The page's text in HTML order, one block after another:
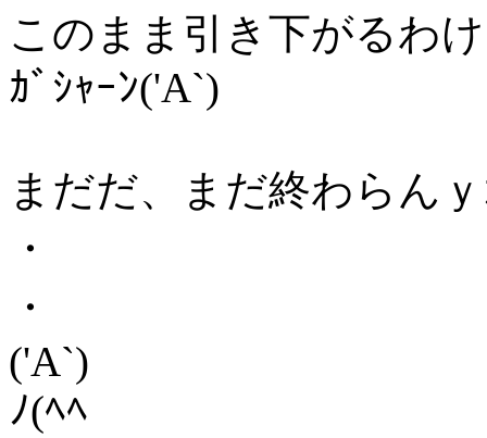
このまま引き下がるわ
ｶﾞｼｬｰﾝ('A`)
まだだ、まだ終わらんｙ
・
・
('A`)
ﾉ(ﾍﾍ